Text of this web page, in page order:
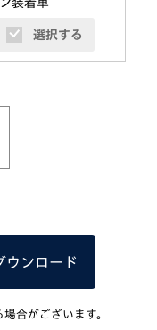
装着車
選択する
ウンロード
合がございます。